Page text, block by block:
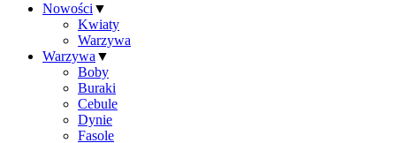
Nowości ▼
Kwiaty
Warzywa
Warzywa ▼
Boby
Buraki
Cebule
Dynie
Fasole